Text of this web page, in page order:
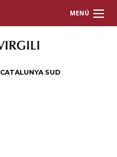
MENÚ
CATALUNYA SUD